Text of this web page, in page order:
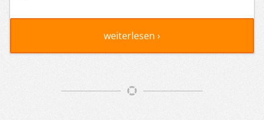
weiterlesen ›